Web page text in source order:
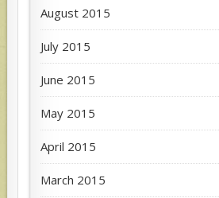
August 2015
July 2015
June 2015
May 2015
April 2015
March 2015